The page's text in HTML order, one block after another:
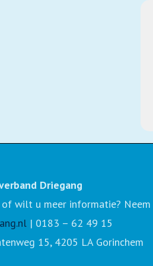
Driegang
wilt u meer informatie?
| 0183 – 62 49 15
15, 4205 LA Gorinchem